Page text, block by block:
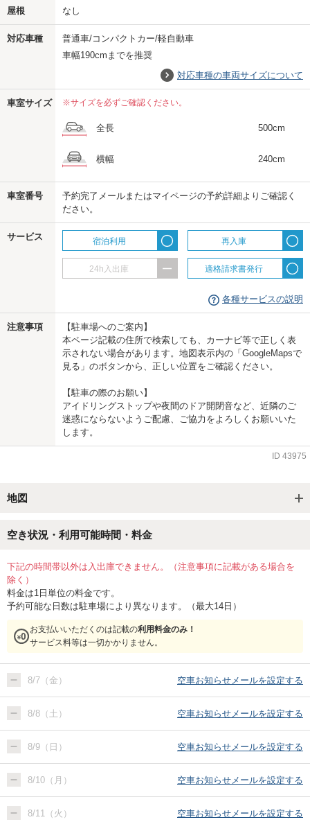
屋根 なし
対応車種
普通車/コンパクトカー/軽自動車
車幅190cmまでを推奨
対応車種の車両サイズについて
車室サイズ ※サイズを必ずご確認ください。
全長 500cm
横幅 240cm
車室番号
予約完了メールまたはマイページの予約詳細よりご確認く
ださい。
サービス 宿泊利用 再入庫
24h入出庫 適格請求書発行
各種サービスの説明
注意事項
【駐車場へのご案内】
本ページ記載の住所で検索しても、カーナビ等で正しく表
示されない場合があります。地図表示内の「GoogleMapsで
見る」のボタンから、正しい位置をご確認ください。
【駐車の際のお願い】
アイドリングストップや夜間のドア開閉音など、近隣のご
迷惑にならないようご配慮、ご協力をよろしくお願いいた
します。
ID 43975
地図
空き状況・利用可能時間・料金
下記の時間帯以外は入出庫できません。（注意事項に記載がある場合を
除く）
料金は1日単位の料金です。
予約可能な日数は駐車場により異なります。（最大14日）
お支払いいただくのは記載の利用料金のみ！
サービス料等は一切かかりません。
8/7（金） 空車お知らせメールを設定する
8/8（土） 空車お知らせメールを設定する
8/9（日） 空車お知らせメールを設定する
8/10（月） 空車お知らせメールを設定する
8/11（火） 空車お知らせメールを設定する